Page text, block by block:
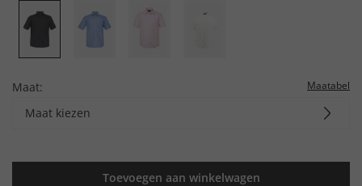
Maat: Maatabel
Maat kiezen
Toevoegen aan winkelwagen